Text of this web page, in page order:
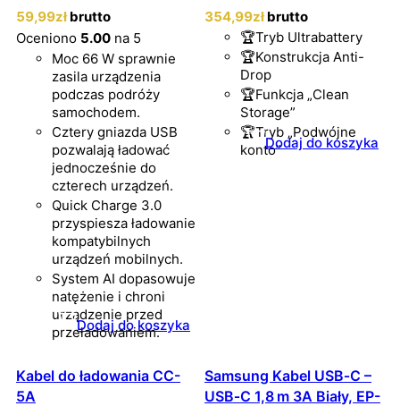
59,99zł brutto
Oceniono 5.00 na 5
Moc 66 W sprawnie
zasila urządzenia
podczas podróży
samochodem.
Cztery gniazda USB
pozwalają ładować
jednocześnie do
czterech urządzeń.
Quick Charge 3.0
przyspiesza ładowanie
kompatybilnych
urządzeń mobilnych.
System AI dopasowuje
natężenie i chroni
urządzenie przed
przeładowaniem.
Dodaj do koszyka
354,99zł brutto
🏆Tryb Ultrabattery
🏆Konstrukcja Anti-
Drop
🏆Funkcja „Clean
Storage”
🏆Tryb „Podwójne
konto”Dodaj do koszyka
Kabel do ładowania CC-
5A
Samsung Kabel USB‑C –
USB‑C 1,8 m 3A Biały, EP-